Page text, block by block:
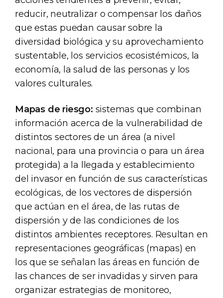
reducir, neutralizar o compensar los daños
que estas puedan causar sobre la
diversidad biológica y su aprovechamiento
sustentable, los servicios ecosistémicos, la
economía, la salud de las personas y los
valores culturales.
Mapas de riesgo: sistemas que combinan
información acerca de la vulnerabilidad de
distintos sectores de un área (a nivel
nacional, para una provincia o para un área
protegida) a la llegada y establecimiento
del invasor en función de sus características
ecológicas, de los vectores de dispersión
que actúan en el área, de las rutas de
dispersión y de las condiciones de los
distintos ambientes receptores. Resultan en
representaciones geográficas (mapas) en
los que se señalan las áreas en función de
las chances de ser invadidas y sirven para
organizar estrategias de monitoreo,